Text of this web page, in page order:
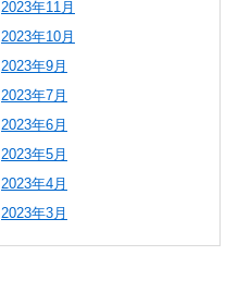
2023年11月
2023年10月
2023年9月
2023年7月
2023年6月
2023年5月
2023年4月
2023年3月